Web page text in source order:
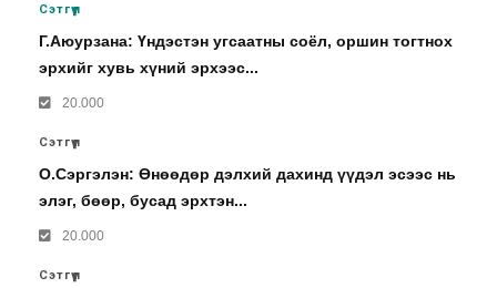
Сэтгүүл
Г.Аюурзана: Үндэстэн угсаатны соёл, оршин тогтнох
эрхийг хувь хүний эрхээс...
20.000
Сэтгүүл
О.Сэргэлэн: Өнөөдөр дэлхий дахинд үүдэл эсээс нь
элэг, бөөр, бусад эрхтэн...
20.000
Сэтгүүл